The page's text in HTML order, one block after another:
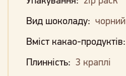
Вид шоколаду: чорний
Вміст какао-продуктів:
Плинність: 3 краплі